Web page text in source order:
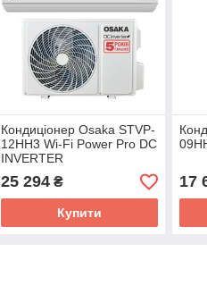
Кондиціонер Osaka STVP-
12HH3 Wi-Fi Power Pro DC
INVERTER
25 294₴
Купити
17